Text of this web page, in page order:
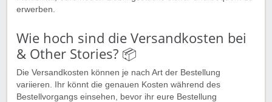
erwerben.
Wie hoch sind die Versandkosten bei
& Other Stories? 📦
Die Versandkosten können je nach Art der Bestellung
variieren. Ihr könnt die genauen Kosten während des
Bestellvorgangs einsehen, bevor ihr eure Bestellung